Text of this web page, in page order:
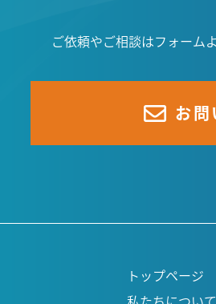
ご依頼やご相談はフォーム
お問
トップページ